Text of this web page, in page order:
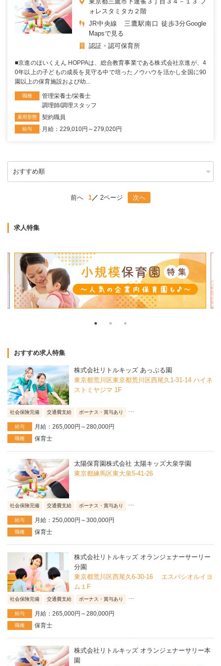
ォレスタミタカ２階
JR中央線 三鷹駅南口 徒歩3分Google
Mapsで見る
認証・認可保育所
■京進のほいくえん HOPPAは、総合教育事業である株式会社京進が、4
0年以上の子どもの成長を見守る中で培ったノウハウを活かし全国に90
園以上の保育施設および幼...
職種
管理栄養士/栄養士
調理師/調理スタッフ
雇用形態 契約職員
給与 月給：229,010円～279,020円
前へ 1 2ページ 次へ
求人特集
おすすめ求人特集
株式会社リトルキッズ あっぷる園
東京都荒川区東京都荒川区西尾久1-31-14 ハイネ
ストミヤジマ 1F
社会保険完備 交通費支給 ボーナス・賞与あり ...
給与 月給：265,000円～280,000円
職種 保育士
太陽保育園株式会社 太陽キッズ大泉学園
東京都練馬区東大泉5-41-26
社会保険完備 交通費支給 ボーナス・賞与あり ...
給与 月給：250,000円～300,000円
職種 保育士
株式会社リトルキッズ オランジェナーサーリー
分園
東京都荒川区西尾久6-30-16 エスパシオルイヨ
ム１F
社会保険完備 交通費支給 ボーナス・賞与あり ...
給与 月給：265,000円～280,000円
職種 保育士
株式会社リトルキッズ オランジェナーサリー本
園